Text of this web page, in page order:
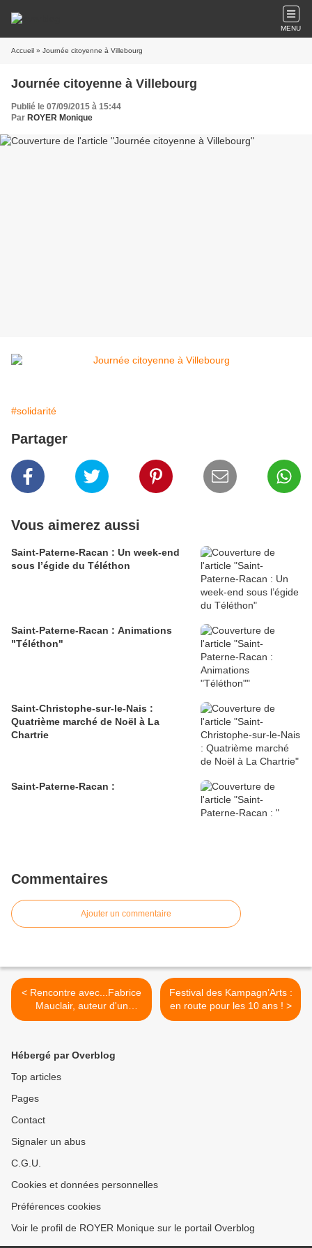
MENU
Accueil » Journée citoyenne à Villebourg
Journée citoyenne à Villebourg
Publié le 07/09/2015 à 15:44
Par ROYER Monique
#solidarité
Partager
Vous aimerez aussi
Saint-Paterne-Racan : Un week-end
sous l’égide du Téléthon
Saint-Paterne-Racan : Animations
"Téléthon"
Saint-Christophe-sur-le-Nais :
Quatrième marché de Noël à La
Chartrie
Saint-Paterne-Racan :
Commentaires
Ajouter un commentaire
< Rencontre avec...Fabrice
Mauclair, auteur d'un
nouveau livre
Festival des Kampagn’Arts :
en route pour les 10 ans ! >
Hébergé par Overblog
Top articles
Pages
Contact
Signaler un abus
C.G.U.
Cookies et données personnelles
Préférences cookies
Voir le profil de ROYER Monique sur le portail Overblog